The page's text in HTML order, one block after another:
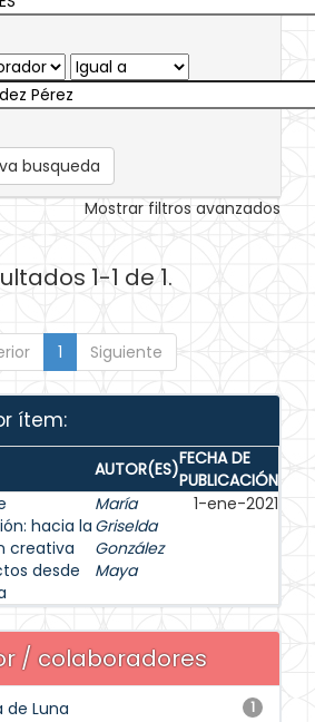
busqueda
Mostrar filtros avanzados
1-1 de 1.
1 Siguiente
ítem:
AUTOR(ES)FECHA DE
PUBLICACIÓN
hacia la
creativa
desde
María
Griselda
González
Maya
1-ene-2021
/ colaboradores
1
de Luna